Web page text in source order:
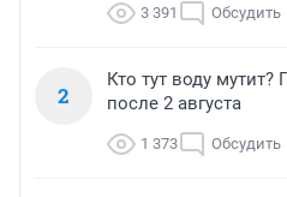
3 391 Обсудить
2
Кто тут воду мутит?
после 2 августа
1 373 Обсудить